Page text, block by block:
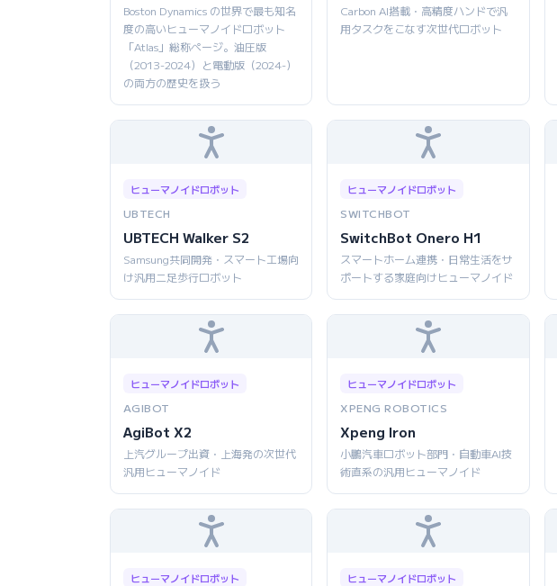
Boston Dynamics の世界で最も知名
度の高いヒューマノイドロボット
「Atlas」総称ページ。油圧版
（2013-2024）と電動版（2024-）
の両方の歴史を扱う
Carbon AI搭載・高精度ハンドで汎
用タスクをこなす次世代ロボット
ヒューマノイドロボット
UBTECH
UBTECH Walker S2
Samsung共同開発・スマート工場向
け汎用二足歩行ロボット
ヒューマノイドロボット
SWITCHBOT
SwitchBot Onero H1
スマートホーム連携・日常生活をサ
ポートする家庭向けヒューマノイド
ヒューマノイドロボット
AGIBOT
AgiBot X2
上汽グループ出資・上海発の次世代
汎用ヒューマノイド
ヒューマノイドロボット
XPENG ROBOTICS
Xpeng Iron
小鵬汽車ロボット部門・自動車AI技
術直系の汎用ヒューマノイド
ヒューマノイドロボット ヒューマノイドロボット